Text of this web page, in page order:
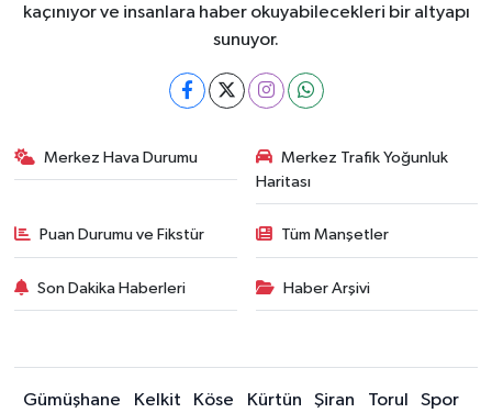
kaçınıyor ve insanlara haber okuyabilecekleri bir altyapı
sunuyor.
Merkez Hava Durumu
Merkez Trafik Yoğunluk
Haritası
Puan Durumu ve Fikstür Tüm Manşetler
Son Dakika Haberleri Haber Arşivi
Gümüşhane Kelkit Köse Kürtün Şiran Torul Spor